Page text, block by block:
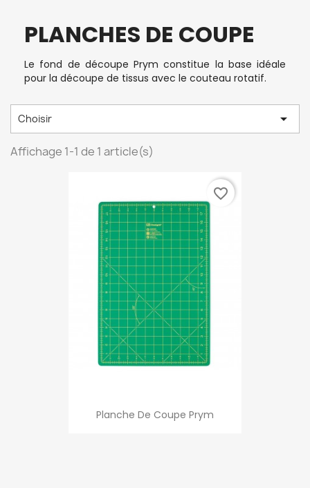
PLANCHES DE COUPE
Le fond de découpe Prym constitue la base idéale
pour la découpe de tissus avec le couteau rotatif.
Choisir 
Affichage 1-1 de 1 article(s)
Planche De Coupe Prym
favorite_border